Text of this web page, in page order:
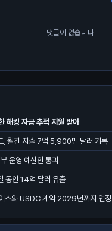
댓글이 없습니다
해킹 자금 추적 지원 받아
, 월간 지출 7억 5,900만 달러 기록
운영 예산안 통과
동안 14억 달러 유출
스와 USDC 계약 2029년까지 연장